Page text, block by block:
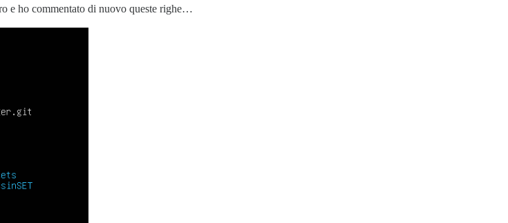
e ho commentato di nuovo queste righe…